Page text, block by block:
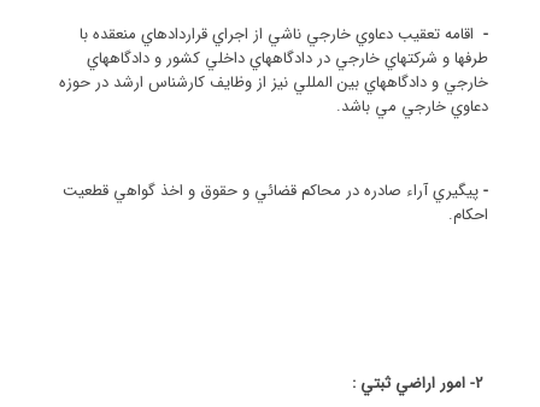
- اقامه تعقيب دعاوي خارجي ناشي از اجراي قراردادهاي منعقده با
طرفها و شركتهاي خارجي در دادگاههاي داخلي كشور و دادگاههاي
خارجي و دادگاههاي بين المللي نيز از وظايف كارشناس ارشد در حوزه
دعاوي خارجي مي باشد.
-پيگيري آراء صادره در محاكم قضائي و حقوق و اخذ گواهي قطعيت
احكام.